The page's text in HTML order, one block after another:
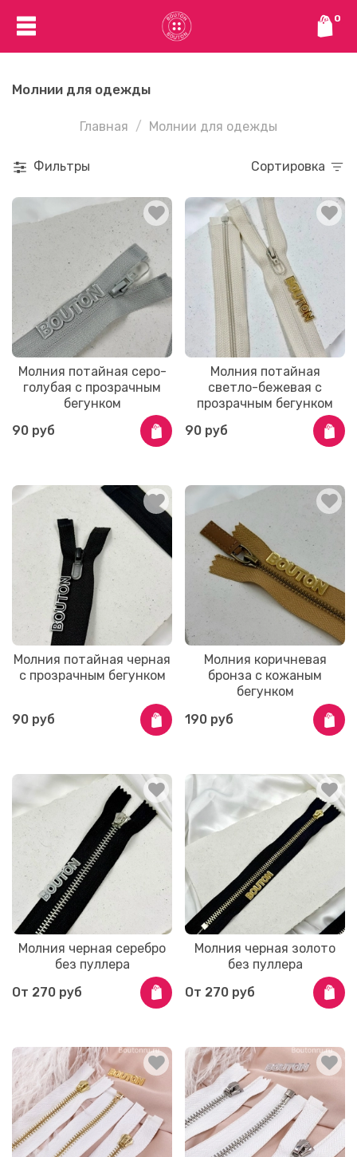
0
Молнии для одежды
Главная Молнии для одежды
Фильтры Сортировка
Молния потайная серо-
голубая с прозрачным
бегунком
90 руб
Молния потайная
светло-бежевая с
прозрачным бегунком
90 руб
Молния потайная черная
с прозрачным бегунком
90 руб
Молния коричневая
бронза с кожаным
бегунком
190 руб
Молния черная серебро
без пуллера
От 270 руб
Молния черная золото
без пуллера
От 270 руб